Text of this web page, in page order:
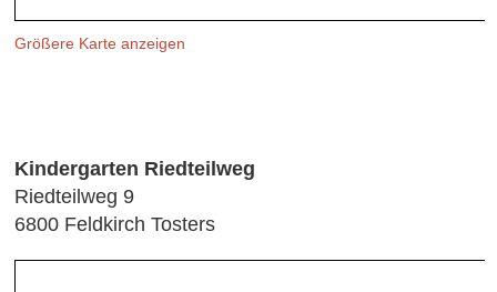
Größere Karte anzeigen
Kindergarten Riedteilweg
Riedteilweg 9
6800 Feldkirch Tosters